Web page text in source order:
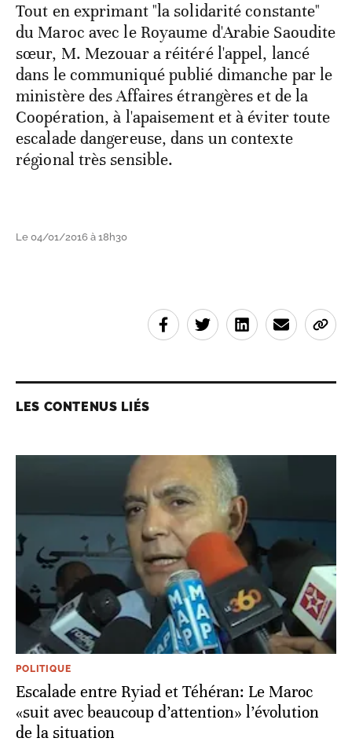
Tout en exprimant "la solidarité constante"
du Maroc avec le Royaume d'Arabie Saoudite
sœur, M. Mezouar a réitéré l'appel, lancé
dans le communiqué publié dimanche par le
ministère des Affaires étrangères et de la
Coopération, à l'apaisement et à éviter toute
escalade dangereuse, dans un contexte
régional très sensible.
Le 04/01/2016 à 18h30
LES CONTENUS LIÉS
POLITIQUE
Escalade entre Ryiad et Téhéran: Le Maroc
«suit avec beaucoup d’attention» l’évolution
de la situation